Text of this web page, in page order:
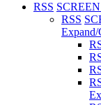
RSS
RSS
Expand/